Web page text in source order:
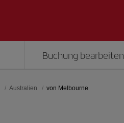
Buchung bearbeiten
Australien von Melbourne